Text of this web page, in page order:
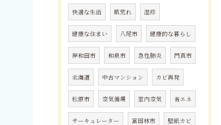
快適な生活 肌荒れ 湿疹
健康な住まい 八尾市 健康的な暮らし
岸和田市 和泉市 急性肺炎 門真市
北海道 中古マンション カビ再発
松原市 空気循環 室内空気 省エネ
サーキュレーター 富田林市 壁紙カビ